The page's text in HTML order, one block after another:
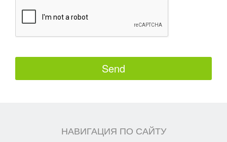
Send
НАВИГАЦИЯ ПО САЙТУ